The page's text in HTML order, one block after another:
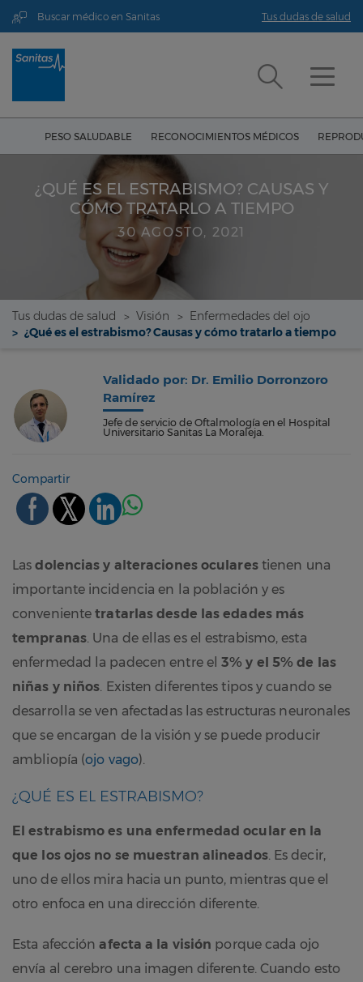
Buscar médico en Sanitas Tus dudas de salud
PESO SALUDABLE RECONOCIMIENTOS MÉDICOS
¿QUÉ ES EL ESTRABISMO? CAUSAS Y
CÓMO TRATARLO A TIEMPO
30 AGOSTO, 2021
Tus dudas de salud Visión
Enfermedades del ojo
¿Qué es el estrabismo? Causas y cómo tratarlo a tiempo
Validado por: Dr. Emilio Dorronzoro
Ramírez
Jefe de servicio de Oftalmología en el Hospital
Universitario Sanitas La Moraleja.
Compartir
Lasdolencias y alteraciones ocularestienen una
importante incidencia en la población y es
convenientetratarlas desde las edades más
tempranas. Una de ellas es el estrabismo, esta
enfermedad la padecen entre el3% y el 5% de las
niñas y niños . Existen diferentes tipos y cuando se
desarrolla se ven afectadas las estructuras neuronales
que se encargan de la visión y se puede producir
ambliopía (ojo vago).
¿QUÉ ES EL ESTRABISMO?
El estrabismo es una enfermedad ocular en la
que los ojos no se muestran alineados. Es decir,
uno de ellos mira hacia un punto, mientras que el
otro enfoca en una dirección diferente.
Esta afección afecta a la visión porque cada ojo
envía al cerebro una imagen diferente. Cuando esto